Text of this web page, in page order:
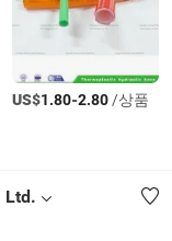
US$1.80-2.80/상품
Ltd.